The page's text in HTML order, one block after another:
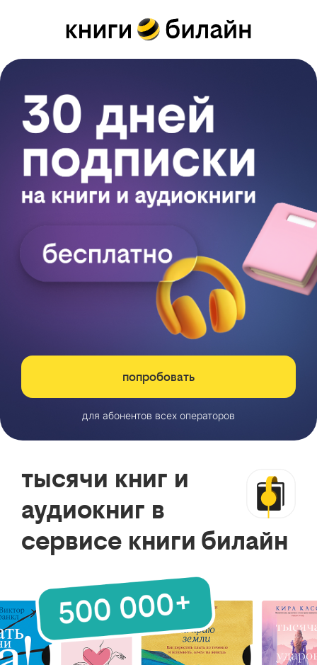
попробовать
для абонентов всех операторов
тысячи книг и
аудиокниг в
сервисе книги билайн